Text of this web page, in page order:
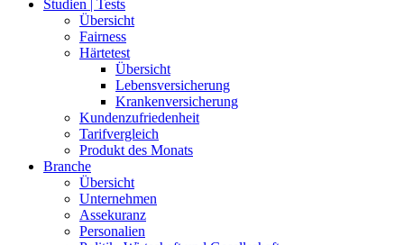
Übersicht
Unternehmen
Assekuranz
Personalien
Politik, Wirtschaft und Gesellschaft
Sparten/Produkte
Übersicht
Lebensversicherung und Altersvorsorge
Krankenversicherung
Komposit- und Rechtsschutzversicherung
Digitalversicherung
Vermittlerwelt
Übersicht
Vermittler im Porträt
Themen und Betriebe